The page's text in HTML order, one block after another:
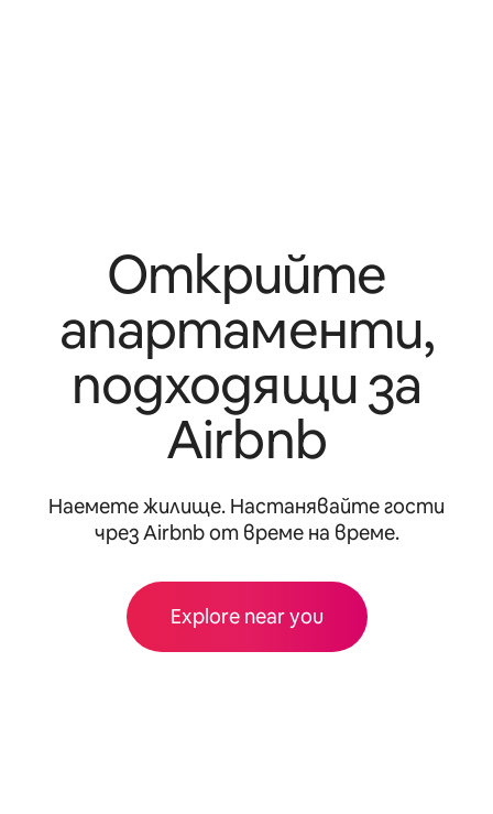
Открийте
апартаменти,
подходящи за
Airbnb
Наемете жилище. Настанявайте гости
чрез Airbnb от време на време.
Explore near you